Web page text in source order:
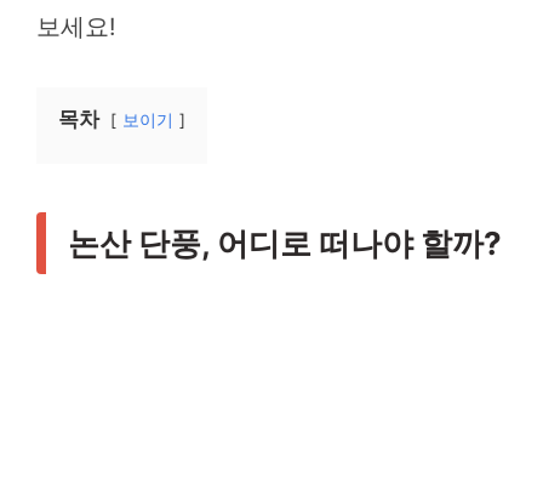
보세요!
목차 보이기
논산 단풍, 어디로 떠나야 할까?